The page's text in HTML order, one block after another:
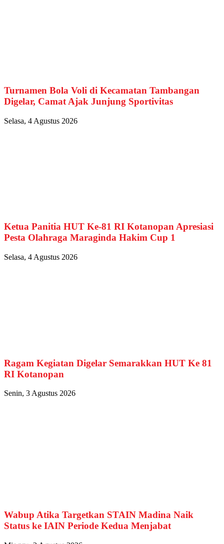
Turnamen Bola Voli di Kecamatan Tambangan
Digelar, Camat Ajak Junjung Sportivitas
Selasa, 4 Agustus 2026
Ketua Panitia HUT Ke-81 RI Kotanopan Apresiasi
Pesta Olahraga Maraginda Hakim Cup 1
Selasa, 4 Agustus 2026
Ragam Kegiatan Digelar Semarakkan HUT Ke 81
RI Kotanopan
Senin, 3 Agustus 2026
Wabup Atika Targetkan STAIN Madina Naik
Status ke IAIN Periode Kedua Menjabat